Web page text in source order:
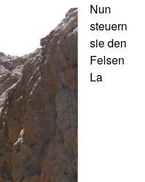
Nun
steuern
sie den
Felsen
La